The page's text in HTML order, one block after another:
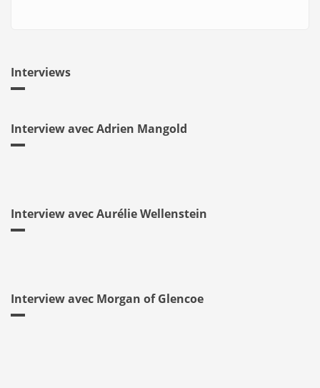
Interviews
Interview avec Adrien Mangold
Interview avec Aurélie Wellenstein
Interview avec Morgan of Glencoe